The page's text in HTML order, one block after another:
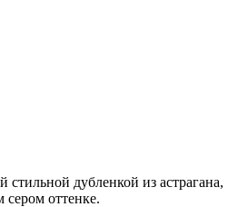
дубленкой из астрагана,
оттенке.